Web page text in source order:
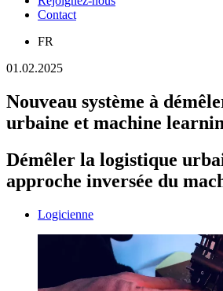
Contact
FR
01.02.2025
Nouveau système à
urbaine et machine
Démêler la logistique
approche inversée du
Logicienne